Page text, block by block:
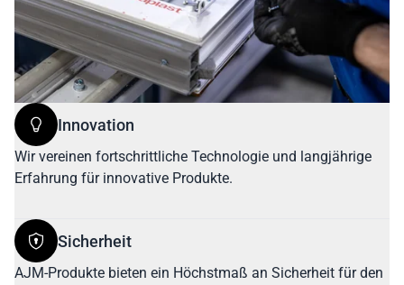
Innovation
Wir vereinen fortschrittliche Technologie und langjährige
Erfahrung für innovative Produkte.
Sicherheit
AJM-Produkte bieten ein Höchstmaß an Sicherheit für den